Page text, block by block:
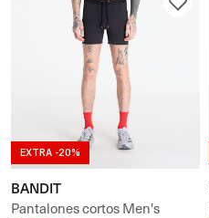
EXTRA -20%
BANDIT
Pantalones cortos Men's